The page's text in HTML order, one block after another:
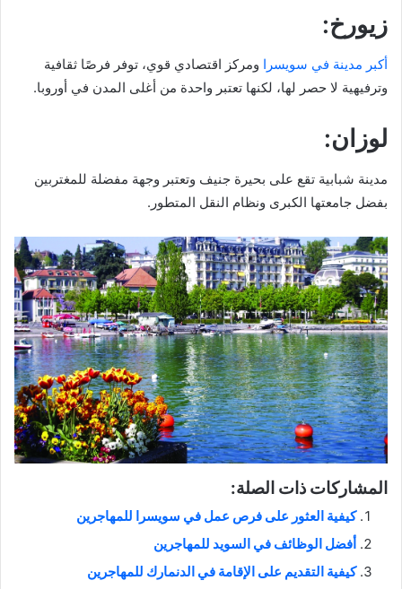
زيورخ:
أكبر مدينة في سويسرا ومركز اقتصادي قوي، توفر فرصًا ثقافية
وترفيهية لا حصر لها، لكنها تعتبر واحدة من أغلى المدن في أوروبا.
لوزان:
مدينة شبابية تقع على بحيرة جنيف وتعتبر وجهة مفضلة للمغتربين
بفضل جامعتها الكبرى ونظام النقل المتطور.
المشاركات ذات الصلة:
كيفية العثور على فرص عمل في سويسرا للمهاجرين
أفضل الوظائف في السويد للمهاجرين
كيفية التقديم على الإقامة في الدنمارك للمهاجرين